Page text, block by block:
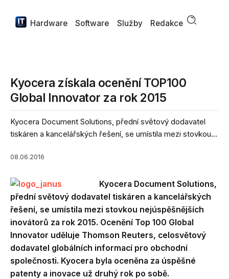
Hardware Software Služby Redakce
Kyocera získala ocenění TOP100
Global Innovator za rok 2015
Kyocera Document Solutions, přední světový dodavatel
tiskáren a kancelářských řešení, se umístila mezi stovkou...
08.06.2016
Kyocera Document Solutions,
přední světový dodavatel tiskáren a kancelářských
řešení, se umístila mezi stovkou nejúspěšnějších
inovátorů za rok 2015. Ocenění Top 100 Global
Innovator uděluje Thomson Reuters, celosvětový
dodavatel globálních informací pro obchodní
společnosti. Kyocera byla oceněna za úspěšné
patenty a inovace už druhý rok po sobě.